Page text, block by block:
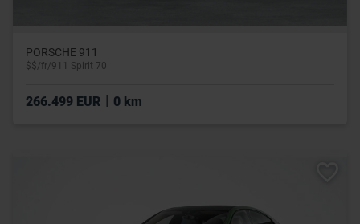
PORSCHE 911
$$/fr/911 Spirit 70
266.499 EUR 0 km